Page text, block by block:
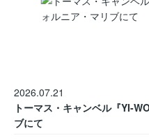
2026.07.21
トーマス・キャンベル『YI-
ブにて